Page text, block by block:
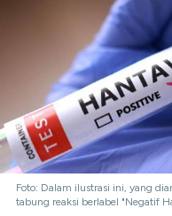
Foto: Dalam ilustrasi ini, yang
tabung reaksi berlabel "Negatif